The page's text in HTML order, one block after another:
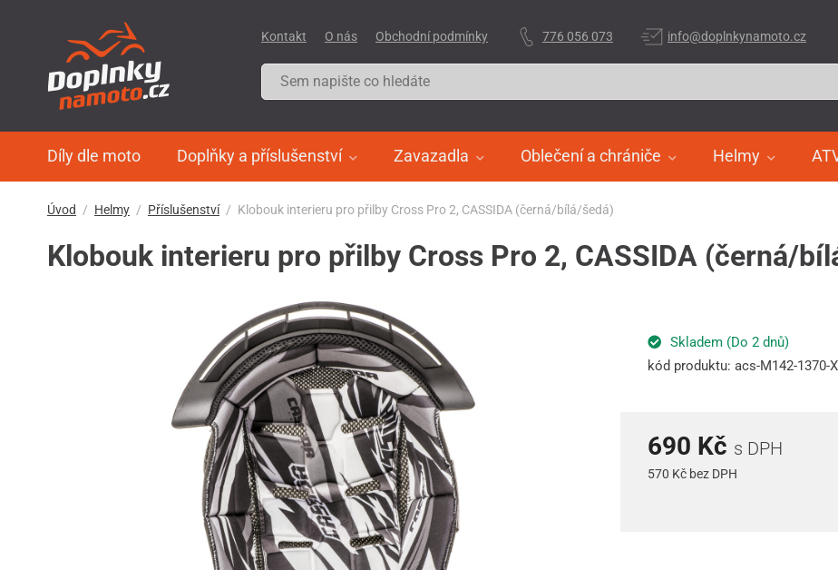
Díly dle moto Doplňky a příslušenství Zavazadla Oblečení a chrániče Helmy
Kontakt O nás Obchodní podmínky 776 056 073 info@doplnkynamoto.cz
Úvod Helmy Příslušenství Klobouk interieru pro přilby Cross Pro 2, CASSIDA (černá/bílá/šedá)
Klobouk interieru pro přilby Cross Pro 2, CASSIDA (černá/
Skladem (Do 2 dnů)
kód produktu: acs-M142-1370-
690 Kč s DPH
570 Kč bez DPH